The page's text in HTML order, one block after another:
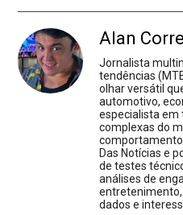
Alan
Jornalista
tendências
olhar versátil
automotivo,
especialista em
complexas do
comportamento
Das Notícias e
de testes
análises de
dados e